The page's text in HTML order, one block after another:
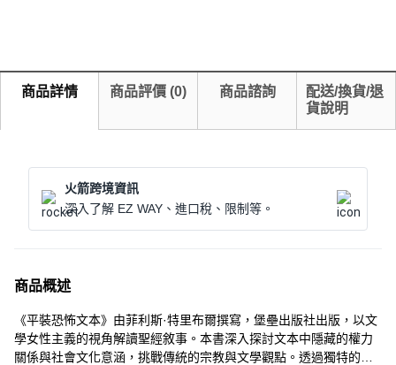
商品詳情 商品評價 (0) 商品諮詢
配送/換貨/退
貨說明
火箭跨境資訊
深入了解 EZ WAY、進口稅、限制等。
商品概述
《平裝恐怖文本》由菲利斯·特里布爾撰寫，堡壘出版社出版，以文
學女性主義的視角解讀聖經敘事。本書深入探討文本中隱藏的權力
關係與社會文化意涵，挑戰傳統的宗教與文學觀點。透過獨特的分